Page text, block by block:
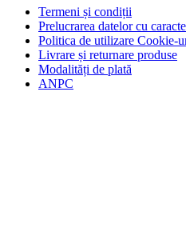
Termeni și condiții
Prelucrarea datelor cu
Politica de utilizare Cookie-
Livrare și returnare produse
Modalități de plată
ANPC